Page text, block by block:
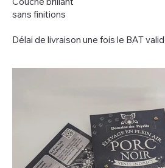
sans finitions
Délai de livraison une fois le BAT